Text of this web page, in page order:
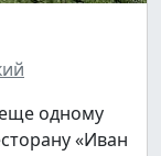
одному
«Иван